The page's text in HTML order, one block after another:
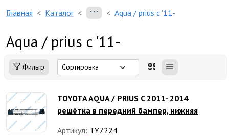
Главная Каталог Aqua / prius c '11-
Aqua / prius c '11-
Фильтр
TOYOTA AQUA / PRIUS C 2011- 2014
решётка в передний бампер, нижняя
Артикул: TY7224